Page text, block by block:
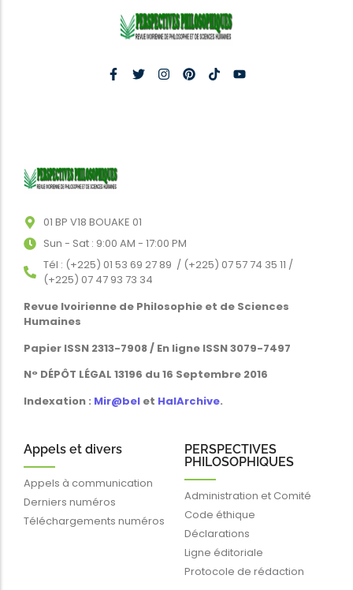
01 BP V18 BOUAKE 01
Sun - Sat : 9:00 AM - 17:00 PM
Tél : (+225) 01 53 69 27 89 / (+225) 07 57 74 35 11 /
(+225) 07 47 93 73 34
Revue Ivoirienne de Philosophie et de Sciences
Humaines
Papier ISSN 2313-7908 / En ligne ISSN 3079-7497
N° DÉPÔT LÉGAL 13196 du 16 Septembre 2016
Indexation : Mir@bel et HalArchive.
Appels et divers
Appels à communication
Derniers numéros
Téléchargements numéros
PERSPECTIVES
PHILOSOPHIQUES
Administration et Comité
Code éthique
Déclarations
Ligne éditoriale
Protocole de rédaction